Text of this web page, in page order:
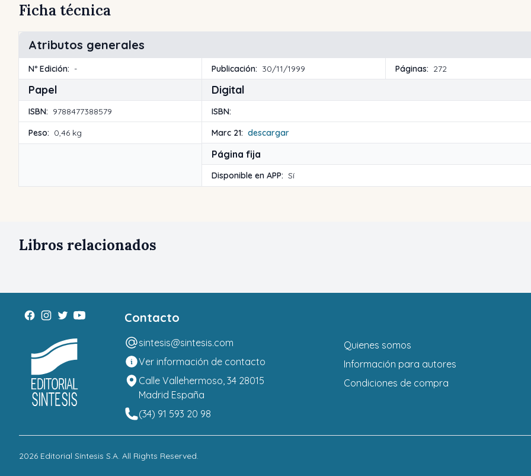
Ficha técnica
Atributos generales
Nº Edición: - Publicación: 30/11/1999 Páginas: 272
Papel
ISBN: 9788477388579
Peso: 0,46 kg
Digital
ISBN:
Marc 21: descargar
Página fija
Disponible en APP: Sí
Libros relacionados
Contacto
sintesis@sintesis.com
Ver información de contacto
Calle Vallehermoso, 34 28015
Madrid España
(34) 91 593 20 98
Quienes somos
Información para autores
Condiciones de compra
2026 Editorial Síntesis S.A . All Rights Reserved.